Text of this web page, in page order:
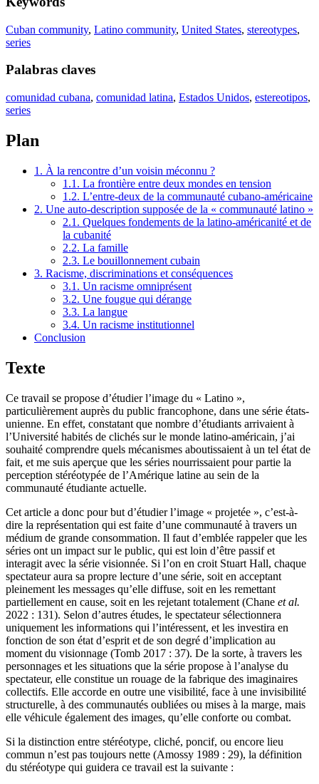
Cuban community, Latino community, United States, stereotypes,
series
Palabras claves
comunidad cubana, comunidad latina, Estados Unidos, estereotipos,
series
Plan
1. À la rencontre d’un voisin méconnu ?
1.1. La frontière entre deux mondes en tension
1.2. L’entre-deux de la communauté cubano-américaine
2. Une auto-description supposée de la « communauté latino »
2.1. Quelques fondements de la latino-américanité et de
la cubanité
2.2. La famille
2.3. Le bouillonnement cubain
3. Racisme, discriminations et conséquences
3.1. Un racisme omniprésent
3.2. Une fougue qui dérange
3.3. La langue
3.4. Un racisme institutionnel
Conclusion
Texte
Ce travail se propose d’étudier l’image du « Latino »,
particulièrement auprès du public francophone, dans une série états-
unienne. En effet, constatant que nombre d’étudiants arrivaient à
l’Université habités de clichés sur le monde latino-américain, j’ai
souhaité comprendre quels mécanismes aboutissaient à un tel état de
fait, et me suis aperçue que les séries nourrissaient pour partie la
perception stéréotypée de l’Amérique latine au sein de la
communauté étudiante actuelle.
Cet article a donc pour but d’étudier l’image « projetée », c’est-à-
dire la représentation qui est faite d’une communauté à travers un
médium de grande consommation. Il faut d’emblée rappeler que les
séries ont un impact sur le public, qui est loin d’être passif et
interagit avec la série visionnée. Si l’on en croit Stuart Hall, chaque
spectateur aura sa propre lecture d’une série, soit en acceptant
pleinement les messages qu’elle diffuse, soit en les remettant
partiellement en cause, soit en les rejetant totalement (Chane et al.
2022 : 131). Selon d’autres études, le spectateur sélectionnera
uniquement les informations qui l’intéressent, et les investira en
fonction de son état d’esprit et de son degré d’implication au
moment du visionnage (Tomb 2017 : 37). De la sorte, à travers les
personnages et les situations que la série propose à l’analyse du
spectateur, elle constitue un rouage de la fabrique des imaginaires
collectifs. Elle accorde en outre une visibilité, face à une invisibilité
structurelle, à des communautés oubliées ou mises à la marge, mais
elle véhicule également des images, qu’elle conforte ou combat.
Si la distinction entre stéréotype, cliché, poncif, ou encore lieu
commun n’est pas toujours nette (Amossy 1989 : 29), la définition
du stéréotype qui guidera ce travail est la suivante :